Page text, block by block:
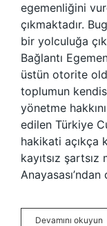
egemenliğini
çıkmaktadır.
bir yolculuğa
Bağlantı
üstün otorite
toplumun
yönetme
edilen Türkiye
hakikati açıkça
kayıtsız
Devamını okuyun